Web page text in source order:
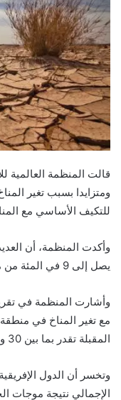
قالت المنظمة العالمية
ومتزايدا بسبب تغير
للتكيف الأساسي مع
وأكدت المنظمة، أن
يصل إلى 9 في المئة من موازناتها لمكافحة التغيرات المناخية.
وأشارت المنظمة في
مع تغير المناخ في
المقبلة تقدر بما بين 30 و50 مليار دولار سنويا.
الإجمالي نتيجة موجات